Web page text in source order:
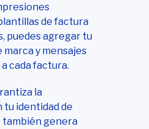
de factura
puedes agregar tu
marca y mensajes
cada factura.
la
identidad de
también genera